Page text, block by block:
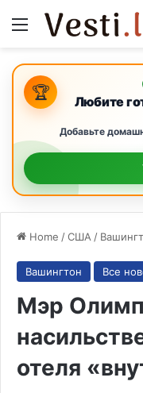
Menu
🏆 Любите
Добавьте
Home /США /
Вашингтон Все
Мэр
отеля